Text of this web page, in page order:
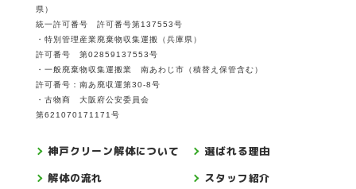
県）
統一許可番号 許可番号第137553号
・特別管理産業廃棄物収集運搬（兵庫県）
許可番号 第02859137553号
・一般廃棄物収集運搬業 南あわじ市（積替え保管含む）
許可番号：南あ廃収運第30-8号
・古物商 大阪府公安委員会
第621070171171号
神戸クリーン解体について
選ばれる理由
解体の流れ
スタッフ紹介